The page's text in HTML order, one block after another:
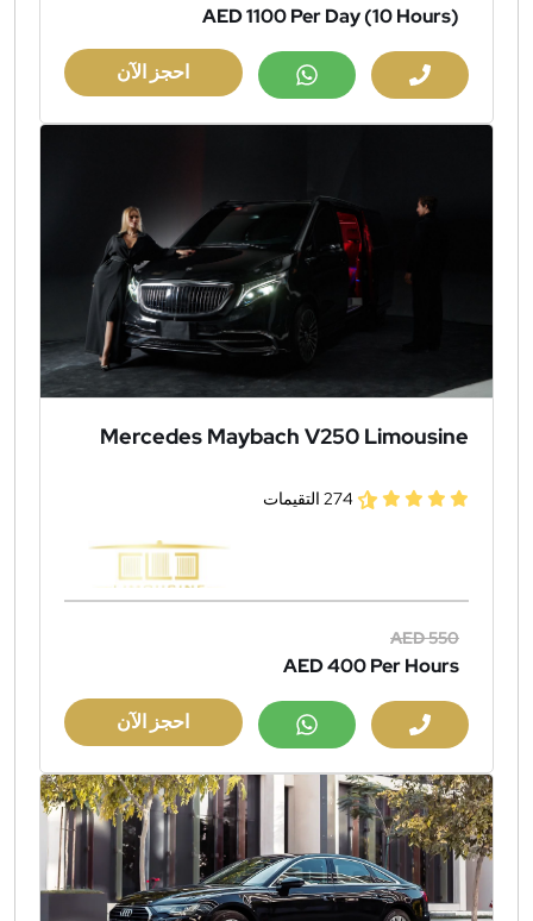
AED 1100Per Day (10 Hours)
احجز الآن
Mercedes Maybach V250 Limousine
274 التقيمات
AED 550
AED 400Per Hours
احجز الآن